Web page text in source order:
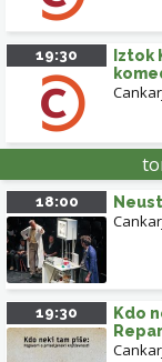
19:30
Iztok
18:00
19:30
Kdo